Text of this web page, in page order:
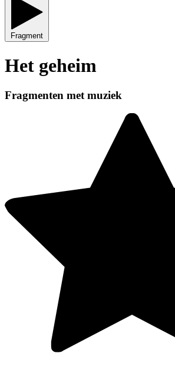
Fragment
Het geheim
Fragmenten met muziek